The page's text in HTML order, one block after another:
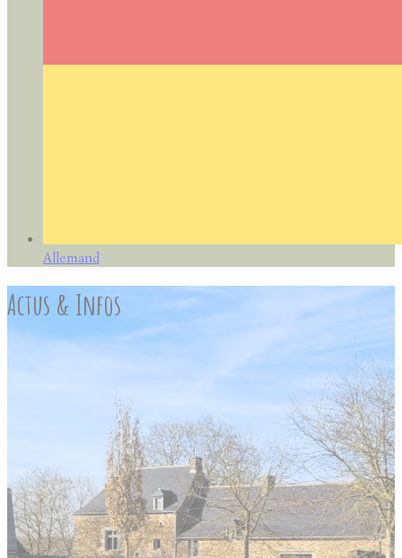
Allemand
Actus & Infos